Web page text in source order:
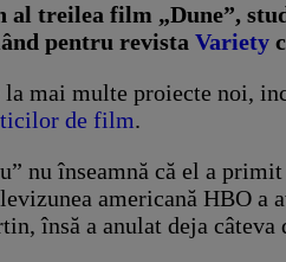
al treilea film „Dune”,
pentru revista Variety
mai multe proiecte noi,
de film.
nu înseamnă că el a
americană HBO
însă a anulat deja câteva